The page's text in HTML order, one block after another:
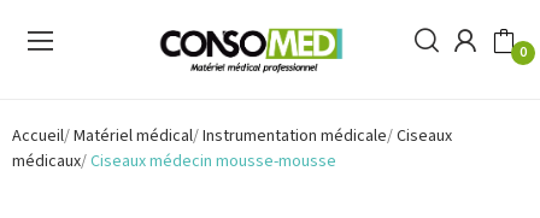
0
Accueil Matériel médical Instrumentation médicale Ciseaux
médicaux Ciseaux médecin mousse-mousse